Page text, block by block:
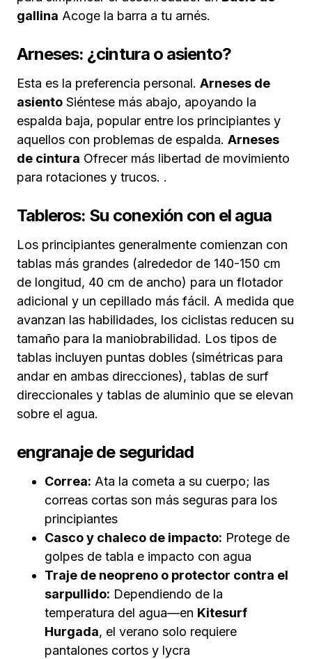
gallina Acoge la barra a tu arnés.
Arneses: ¿cintura o asiento?
Esta es la preferencia personal. Arneses de
asiento Siéntese más abajo, apoyando la
espalda baja, popular entre los principiantes y
aquellos con problemas de espalda. Arneses
de cintura Ofrecer más libertad de movimiento
para rotaciones y trucos. .
Tableros: Su conexión con el agua
Los principiantes generalmente comienzan con
tablas más grandes (alrededor de 140-150 cm
de longitud, 40 cm de ancho) para un flotador
adicional y un cepillado más fácil. A medida que
avanzan las habilidades, los ciclistas reducen su
tamaño para la maniobrabilidad. Los tipos de
tablas incluyen puntas dobles (simétricas para
andar en ambas direcciones), tablas de surf
direccionales y tablas de aluminio que se elevan
sobre el agua.
engranaje de seguridad
Correa: Ata la cometa a su cuerpo; las
correas cortas son más seguras para los
principiantes
Casco y chaleco de impacto: Protege de
golpes de tabla e impacto con agua
Traje de neopreno o protector contra el
sarpullido: Dependiendo de la
temperatura del agua—en Kitesurf
Hurgada, el verano solo requiere
pantalones cortos y lycra